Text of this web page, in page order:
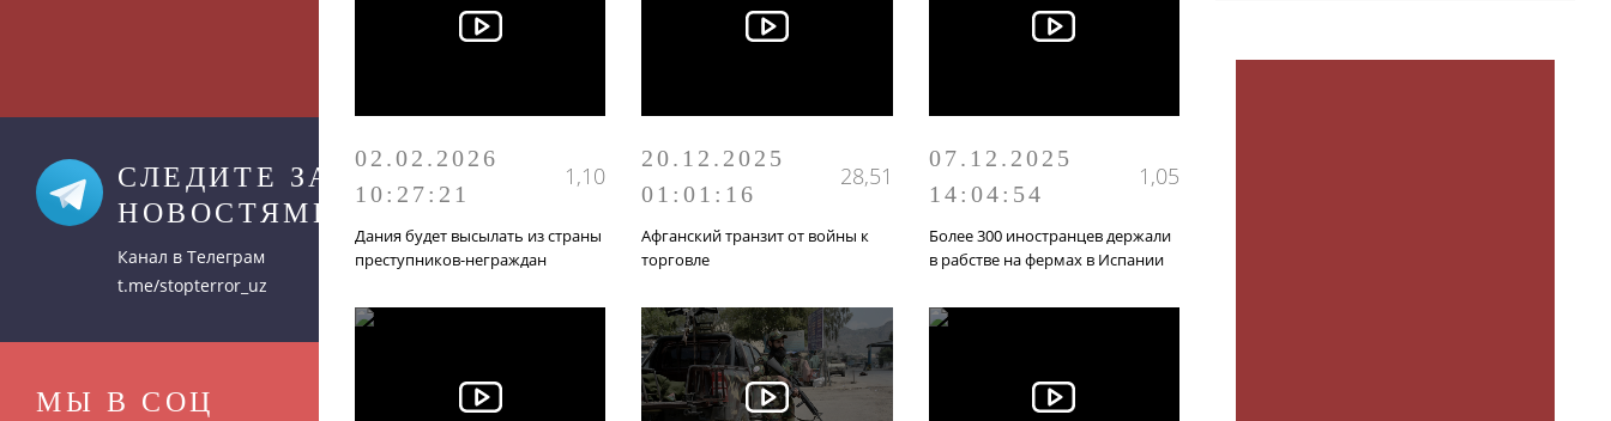
СЛЕДИТЕ ЗА
НОВОСТЯМИ
Канал в Телеграм
t.me/stopterror_uz
МЫ В СОЦ
02.02.2026
10:27:21
1,10
Дания будет высылать из страны
преступников-неграждан
20.12.2025
01:01:16
28,51
Афганский транзит от войны к
торговле
07.12.2025
14:04:54
1,05
Более 300 иностранцев держали
в рабстве на фермах в Испании